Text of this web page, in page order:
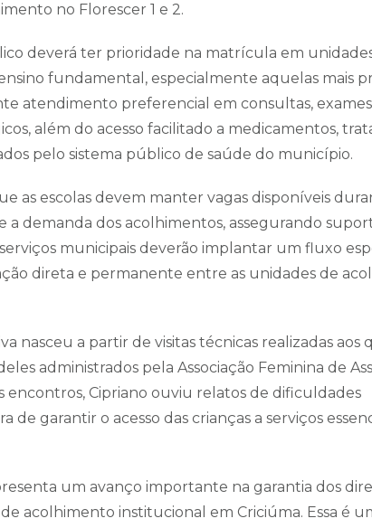
no Florescer 1 e 2.
deverá ter prioridade na matrícula em
fundamental, especialmente aquelas mais
atendimento preferencial em consultas,
além do acesso facilitado a medicamentos,
pelo sistema público de saúde do município.
as escolas devem manter vagas disponíveis
a demanda dos acolhimentos, assegurando
municipais deverão implantar um fluxo
direta e permanente entre as unidades de
nasceu a partir de visitas técnicas realizadas aos
administrados pela Associação Feminina de
encontros, Cipriano ouviu relatos de dificuldades
de garantir o acesso das crianças a serviços
um avanço importante na garantia dos
acolhimento institucional em Criciúma. Essa é